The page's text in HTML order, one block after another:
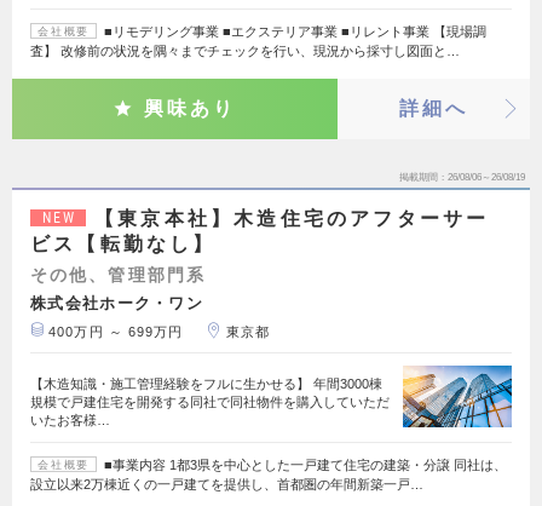
会社概要
■リモデリング事業 ■エクステリア事業 ■リレント事業 【現場調
査】 改修前の状況を隅々までチェックを行い、現況から採寸し図面と…
興味あり 詳細へ
掲載期間 26/08/06～26/08/19
NEW
【東京本社】木造住宅のアフターサー
ビス【転勤なし】
その他、管理部門系
株式会社ホーク・ワン
400万円 ～ 699万円 東京都
【木造知識・施工管理経験をフルに生かせる】 年間3000棟
規模で戸建住宅を開発する同社で同社物件を購入していただ
いたお客様…
会社概要
■事業内容 1都3県を中心とした一戸建て住宅の建築・分譲 同社は、
設立以来2万棟近くの一戸建てを提供し、首都圏の年間新築一戸…